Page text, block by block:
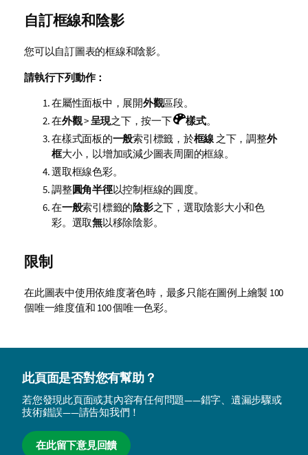
自訂框線和陰影
您可以自訂圖表的框線和陰影。
請執行下列動作：
在屬性面板中，展開外觀區段。
在外觀>呈現之下，按一下 樣式。
在樣式面板的一般索引標籤，於框線 之下，調整外
框大小，以增加或減少圖表周圍的框線。
選取框線色彩。
調整圓角半徑以控制框線的圓度。
在一般索引標籤的陰影之下，選取陰影大小和色
彩。選取無以移除陰影。
限制
在此圖表中使用依維度著色時，最多只能在圖例上繪製 100
個唯一維度值和 100 個唯一色彩。
此頁面是否對您有幫助？
若您發現此頁面或其內容有任何問題——錯字、遺漏步驟或
技術錯誤——請告知我們！
在此留下意見回饋